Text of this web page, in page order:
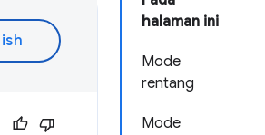
halaman ini
Mode
rentang
Mode